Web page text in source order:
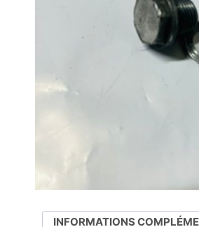
INFORMATIONS